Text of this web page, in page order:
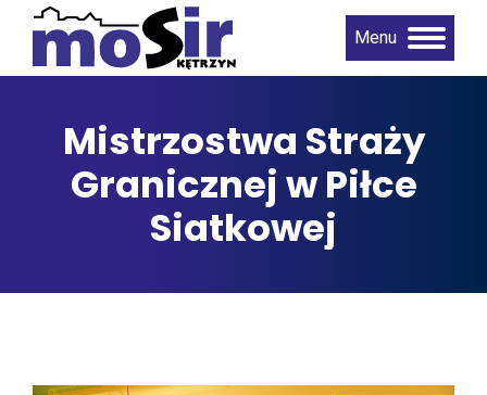
Menu
Mistrzostwa Straży
Granicznej w Piłce
Siatkowej